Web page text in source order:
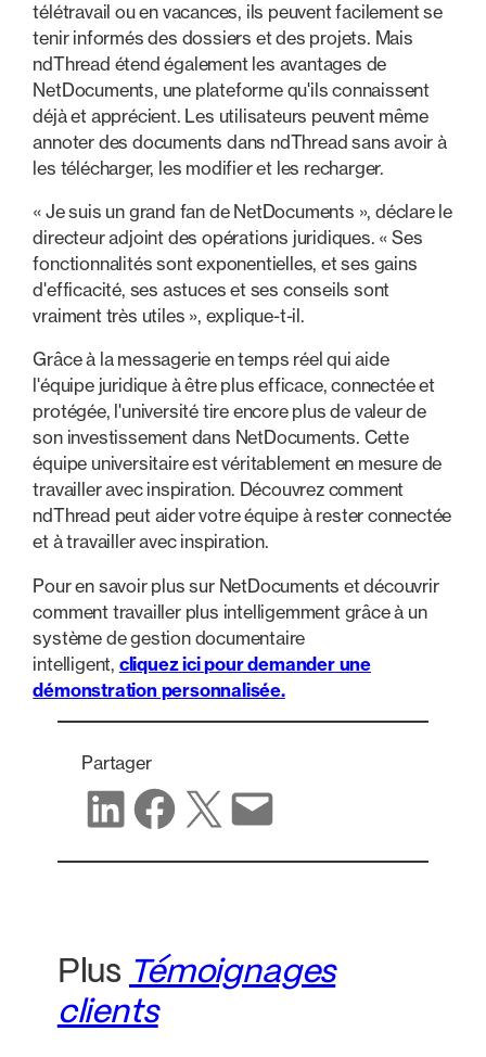
télétravail ou en vacances, ils peuvent facilement se
tenir informés des dossiers et des projets. Mais
ndThread étend également les avantages de
NetDocuments, une plateforme qu'ils connaissent
déjà et apprécient. Les utilisateurs peuvent même
annoter des documents dans ndThread sans avoir à
les télécharger, les modifier et les recharger.
« Je suis un grand fan de NetDocuments », déclare le
directeur adjoint des opérations juridiques. « Ses
fonctionnalités sont exponentielles, et ses gains
d'efficacité, ses astuces et ses conseils sont
vraiment très utiles », explique-t-il.
Grâce à la messagerie en temps réel qui aide
l'équipe juridique à être plus efficace, connectée et
protégée, l'université tire encore plus de valeur de
son investissement dans NetDocuments. Cette
équipe universitaire est véritablement en mesure de
travailler avec inspiration. Découvrez comment
ndThread peut aider votre équipe à rester connectée
et à travailler avec inspiration.
Pour en savoir plus sur NetDocuments et découvrir
comment travailler plus intelligemment grâce à un
système de gestion documentaire
intelligent, cliquez ici pour demander une
démonstration personnalisée.
Partager
Partager sur LinkedIn
Partager sur Facebook
Partager sur X Partager par e-mail
Plus Témoignages
clients